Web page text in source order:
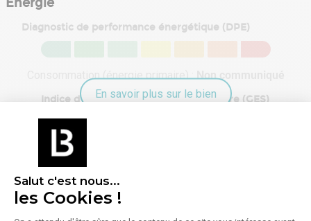
Salut c'est nous...
les Cookies !
Diagnostic de performance énergétique (DPE)
Consommation (énergie primaire) :Non communiqué
Indice d'émission de gaz à effet de serre (GES)
Émissions :
En savoir plus sur le bien